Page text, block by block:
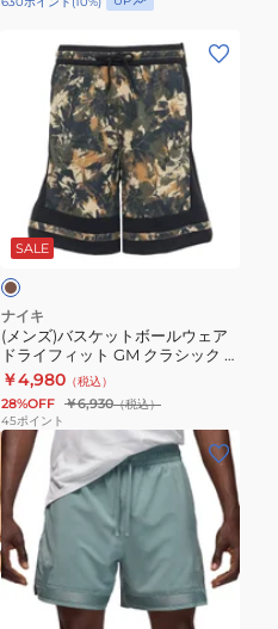
ERAL99UHP012RSC215
ド
パ
ネ
ル
カ
ッ
ト
フ
シ
ョ
ー
ト
ト
ボ
ー
ル
ウ
ェ
ア
ラ
イ
フ
ィ
ッ
SALE
ナイキ
(メンズ)バスケットボールウェア
ドライフィット GM クラシック 8
インチ ショートパンツ IF2586-
￥4,980 （税込）
28%OFF ￥6,930（税込）
45ポイント
(メ
ズ)
バ
ス
ケ